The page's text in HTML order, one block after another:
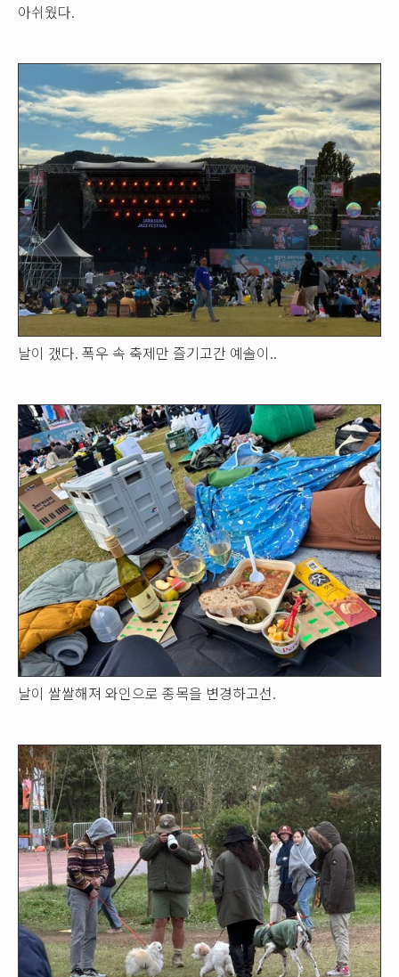
아쉬웠다.
날이 갰다. 폭우 속 축제만 즐기고간 예솔이..
날이 쌀쌀해져 와인으로 종목을 변경하고선.